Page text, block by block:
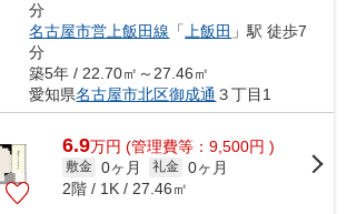
分
名古屋市営上飯田線 「 上飯田 」駅 徒歩7
分
築5年 / 22.70㎡～27.46㎡
愛知県名古屋市北区御成通 ３丁目1
6.9万円 (管理費等：9,500円 )
敷金 0ヶ月 礼金 0ヶ月
2階 / 1K / 27.46㎡